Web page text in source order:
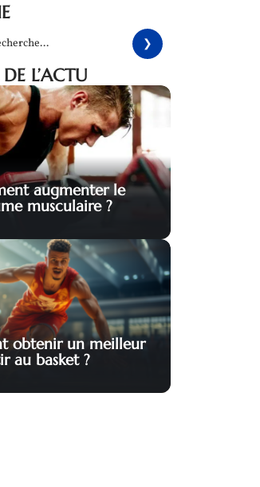
L’ACTU
augmenter le
musculaire ?
obtenir un meilleur
au basket ?